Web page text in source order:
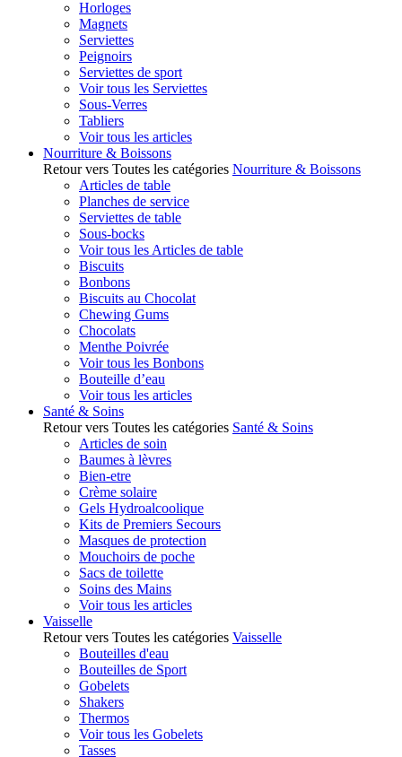
Horloges
Magnets
Serviettes
Peignoirs
Serviettes de sport
Voir tous les Serviettes
Sous-Verres
Tabliers
Voir tous les articles
Nourriture & Boissons
Retour vers Toutes les catégories Nourriture & Boissons
Articles de table
Planches de service
Serviettes de table
Sous-bocks
Voir tous les Articles de table
Biscuits
Bonbons
Biscuits au Chocolat
Chewing Gums
Chocolats
Menthe Poivrée
Voir tous les Bonbons
Bouteille d’eau
Voir tous les articles
Santé & Soins
Retour vers Toutes les catégories Santé & Soins
Articles de soin
Baumes à lèvres
Bien-etre
Crème solaire
Gels Hydroalcoolique
Kits de Premiers Secours
Masques de protection
Mouchoirs de poche
Sacs de toilette
Soins des Mains
Voir tous les articles
Vaisselle
Retour vers Toutes les catégories Vaisselle
Bouteilles d'eau
Bouteilles de Sport
Gobelets
Shakers
Thermos
Voir tous les Gobelets
Tasses